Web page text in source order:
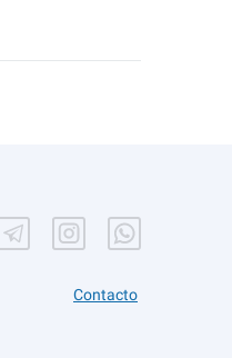
Contacto